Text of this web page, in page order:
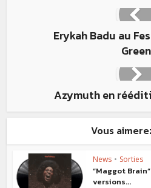
Erykah Badu au
Green
Azymuth en
Vous
News • Sorties
“Maggot
versions...